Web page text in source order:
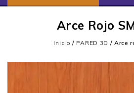
Arce Rojo
Inicio / PARED 3D / Arce